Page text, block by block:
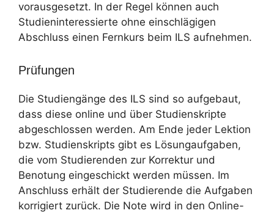
vorausgesetzt. In der Regel können auch
Studieninteressierte ohne einschlägigen
Abschluss einen Fernkurs beim ILS aufnehmen.
Prüfungen
Die Studiengänge des ILS sind so aufgebaut,
dass diese online und über Studienskripte
abgeschlossen werden. Am Ende jeder Lektion
bzw. Studienskripts gibt es Lösungaufgaben,
die vom Studierenden zur Korrektur und
Benotung eingeschickt werden müssen. Im
Anschluss erhält der Studierende die Aufgaben
korrigiert zurück. Die Note wird in den Online-